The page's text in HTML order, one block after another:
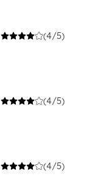
(4/5)
(4/5)
(4/5)